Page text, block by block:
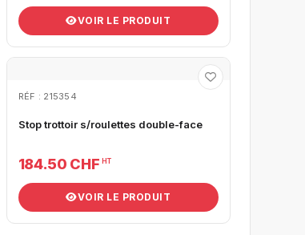
VOIR LE PRODUIT
RÉF : 215354
Stop trottoir s/roulettes double-face
184.50 CHF HT
VOIR LE PRODUIT